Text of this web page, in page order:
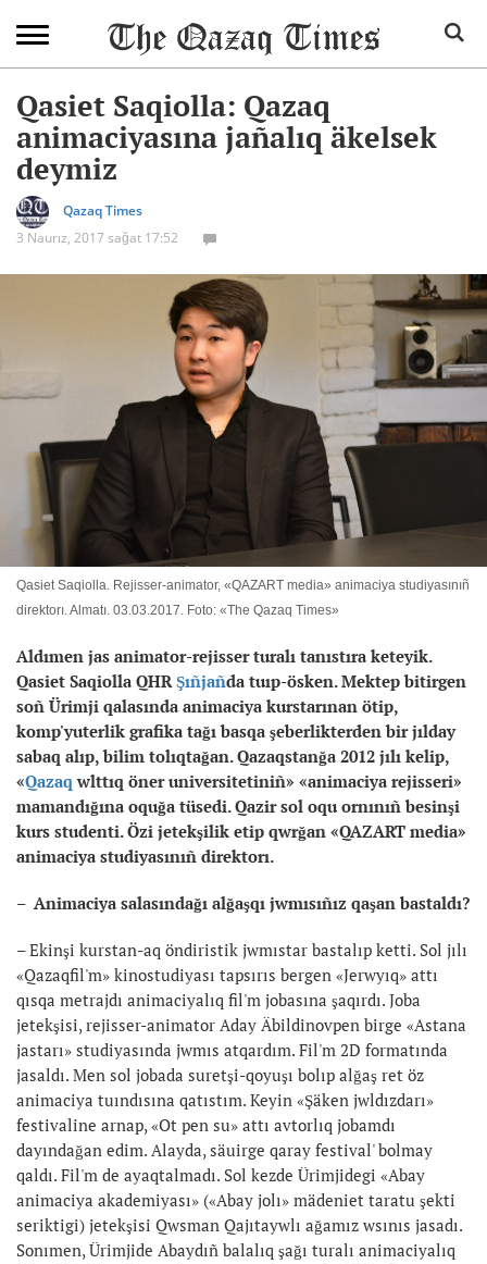
Qasiet Saqiolla: Qazaq
animaciyasına jañalıq äkelsek
deymiz
Qazaq Times
3 Naurız, 2017 sağat 17:52
Qasiet Saqiolla. Rejisser-animator, «QAZART media» animaciya studiyasınıñ
direktorı. Almatı. 03.03.2017. Foto: «The Qazaq Times»
Aldımen jas animator-rejisser turalı tanıstıra keteyik.
Qasiet Saqiolla QHR Şıñjañda tuıp-ösken. Mektep bitirgen
soñ Ürimji qalasında animaciya kurstarınan ötip,
komp'yuterlik grafika tağı basqa şeberlikterden bir jılday
sabaq alıp, bilim tolıqtağan. Qazaqstanğa 2012 jılı kelip,
«Qazaqwlttıq öner universitetiniñ» «animaciya rejisseri»
mamandığına oquğa tüsedi. Qazir sol oqu ornınıñ besinşi
kurs studenti. Özi jetekşilik etip qwrğan «QAZART media»
animaciya studiyasınıñ direktorı.
– Animaciya salasındağı alğaşqı jwmısıñız qaşan bastaldı?
– Ekinşi kurstan-aq öndiristik jwmıstar bastalıp ketti. Sol jılı
«Qazaqfil'm» kinostudiyası tapsırıs bergen «Jerwyıq» attı
qısqa metrajdı animaciyalıq fil'm jobasına şaqırdı. Joba
jetekşisi, rejisser-animator Aday Äbildinovpen birge «Astana
jastarı» studiyasında jwmıs atqardım. Fil'm 2D formatında
jasaldı. Men sol jobada suretşi-qoyuşı bolıp alğaş ret öz
animaciya tuındısına qatıstım. Keyin «Şäken jwldızdarı»
festivaline arnap, «Ot pen su» attı avtorlıq jobamdı
dayındağan edim. Alayda, säuirge qaray festival' bolmay
qaldı. Fil'm de ayaqtalmadı. Sol kezde Ürimjidegi «Abay
animaciya akademiyası» («Abay jolı» mädeniet taratu şekti
seriktigi) jetekşisi Qwsman Qajıtaywlı ağamız wsınıs jasadı.
Sonımen, Ürimjide Abaydıñ balalıq şağı turalı animaciyalıq